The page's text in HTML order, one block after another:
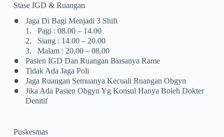
Stase IGD & Ruangan
•
Jaga Di Bagi Menjadi 3 Shift
1.
Pagi : 08.00 – 14.00
2.
Siang : 14.00 – 20.00
3.
Malam : 20.00 – 08.00
• Pasien IGD Dan Ruangan Biasanya Rame
• Tidak Ada Jaga Poli
• Jaga Ruangan Semuanya Kecuali Ruangan Obgyn
•
Jika Ada Pasien Obgyn Yg Konsul Hanya Boleh Dokter
Denitif
Puskesmas